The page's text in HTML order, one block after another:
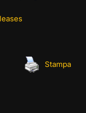
Stampa